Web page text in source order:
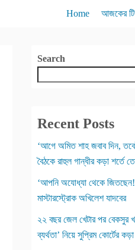
Home আজকের
Search
Recent Posts
‘আগে অমিত শাহ জবাব দিন,
বৈঠকে রাহুল গান্ধীর কড়া শর্তে
‘আপনি অযোধ্যা থেকে
মাস্টারস্ট্রোক অখিলেশ যাদবের
২২ বছর জেল খেটার পর বেকসুর
ব্যর্থতা’ নিয়ে সুপ্রিম কোর্টের